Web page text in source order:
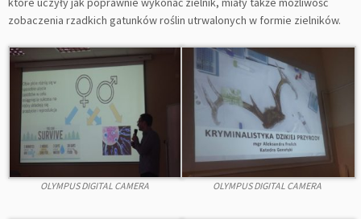
zobaczenia rzadkich gatunków roślin utrwalonych w formie zielników.
OLYMPUS DIGITAL CAMERA OLYMPUS DIGITAL CAMERA